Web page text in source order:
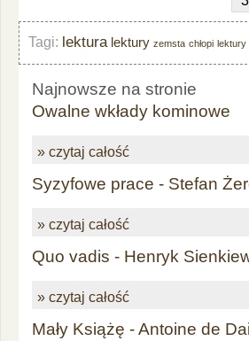
Tagi: lektura lektury zemsta chłopi lektury
Najnowsze na stronie
Owalne wkłady kominowe
» czytaj całość
Syzyfowe prace - Stefan
» czytaj całość
Quo vadis - Henryk
» czytaj całość
Mały Książę - Antoine de